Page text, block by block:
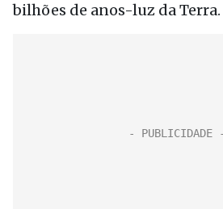
bilhões de anos-luz da Terra.